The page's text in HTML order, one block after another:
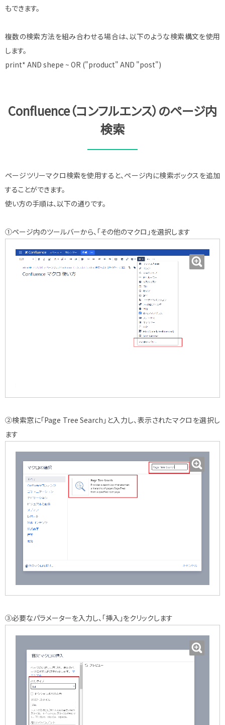
もできます。
複数の検索方法を組み合わせる場合は、以下のような検索構文を使用
します。
print* AND shepe ~ OR ("product" AND "post")
Confluence（コンフルエンス）のページ内
検索
ページツリーマクロ検索を使用すると、ページ内に検索ボックスを追加
することができます。
使い方の手順は、以下の通りです。
①ページ内のツールバーから、「その他のマクロ」を選択します
②検索窓に「Page Tree Search」と入力し、表示されたマクロを選択し
ます
③必要なパラメーターを入力し、「挿入」をクリックします